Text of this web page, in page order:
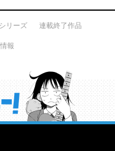
リーズ 連載終了作品
報
ジャンプルーキー！